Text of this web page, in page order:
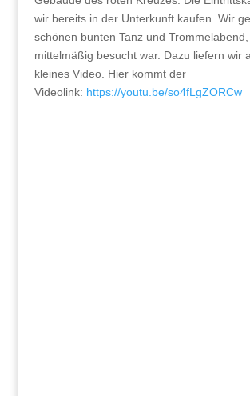
wir bereits in der Unterkunft kaufen. Wir
schönen bunten Tanz und
mittelmäßig besucht war. Dazu liefern wir
kleines Video. Hier kommt der
Videolink: https://youtu.be/so4fLgZORCw